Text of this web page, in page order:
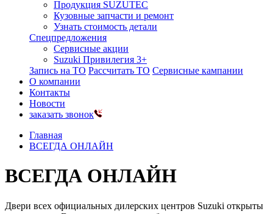
Продукция SUZUTEC
Кузовные запчасти и ремонт
Узнать стоимость детали
Спецпредложения
Сервисные акции
Suzuki Привилегия 3+
Запись на ТО Рассчитать ТО Сервисные кампании
О компании
Контакты
Новости
заказать звонок
Главная
ВСЕГДА ОНЛАЙН
ВСЕГДА ОНЛАЙН
Двери всех официальных дилерских центров Suzuki открыты